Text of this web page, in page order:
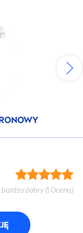
bardzo dobry (1 Ocena)